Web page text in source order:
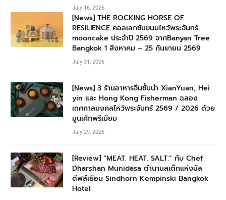
July 16, 2026
[News] THE ROCKING HORSE OF
RESILIENCE คอลเลกชันขนมไหว้พระจันทร์
mooncake ประจำปี 2569 จากBanyan Tree
Bangkok 1 สิงหาคม – 25 กันยายน 2569
July 31, 2026
[News] 3 ร้านอาหารจีนชั้นนำ XianYuan, Hei
yin และ Hong Kong Fisherman ฉลอง
เทศกาลมงคลไหว้พระจันทร์ 2569 / 2026 ด้วย
มูนเค้กพรีเมียม
July 29, 2026
[Review] “MEAT. HEAT. SALT.” กับ Chef
Dharshan Munidasa ตำนานสเต๊กแห่งมัล
ดีฟส์เยือน Sindhorn Kempinski Bangkok
Hotel